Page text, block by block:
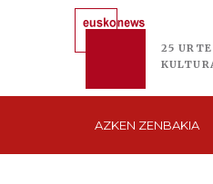
25 URTE
AZKEN ZENBAKIA